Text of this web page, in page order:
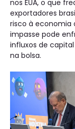
nos EUA, o que
exportadores
risco à economia
impasse pode
influxos de
na bolsa.